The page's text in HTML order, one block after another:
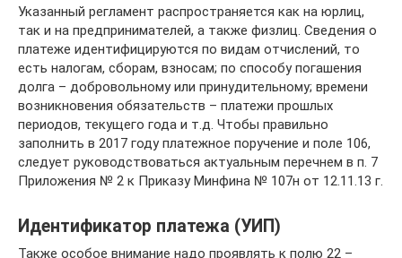
Указанный регламент распространяется как на юрлиц,
так и на предпринимателей, а также физлиц. Сведения о
платеже идентифицируются по видам отчислений, то
есть налогам, сборам, взносам; по способу погашения
долга – добровольному или принудительному; времени
возникновения обязательств – платежи прошлых
периодов, текущего года и т.д. Чтобы правильно
заполнить в 2017 году платежное поручение и поле 106,
следует руководствоваться актуальным перечнем в п. 7
Приложения № 2 к Приказу Минфина № 107н от 12.11.13 г.
Идентификатор платежа (УИП)
Также особое внимание надо проявлять к полю 22 –